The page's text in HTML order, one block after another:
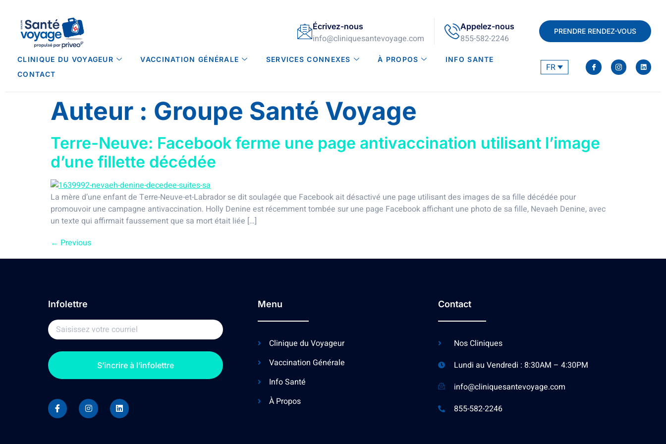
Écrivez-nous
info@cliniquesantevoyage.com
Appelez-nous
855-582-2246
PRENDRE RENDEZ-VOUS
CLINIQUE DU VOYAGEUR VACCINATION GÉNÉRALE SERVICES CONNEXES À PROPOS
INFO SANTE
CONTACT
FR
Auteur : Groupe Santé Voyage
Terre-Neuve: Facebook ferme une page antivaccination utilisant l’image
d’une fillette décédée
La mère d’une enfant de Terre-Neuve-et-Labrador se dit soulagée que Facebook ait désactivé une page utilisant des images de sa fille décédée pour
promouvoir une campagne antivaccination. Holly Denine est récemment tombée sur une page Facebook affichant une photo de sa fille, Nevaeh Denine, avec
un texte qui affirmait faussement que sa mort était liée […]
← Previous
Infolettre
S’incrire à l’infolettre
Menu
Clinique du Voyageur
Vaccination Générale
Info Santé
À Propos
Contact
Nos Cliniques
Lundi au Vendredi : 8:30AM – 4:30PM
info@cliniquesantevoyage.com
855-582-2246